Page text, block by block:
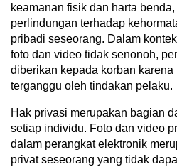
keamanan fisik dan harta
perlindungan terhadap
pribadi seseorang. Dalam
foto dan video tidak senonoh,
diberikan kepada korban
terganggu oleh tindakan pelaku.
Hak privasi merupakan bagian
setiap individu. Foto dan video
dalam perangkat elektronik
privat seseorang yang tidak